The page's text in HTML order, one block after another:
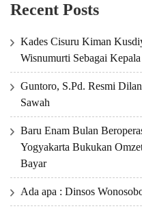
Recent Posts
Kades Cisuru Kiman
Wisnumurti Sebagai
Guntoro, S.Pd. Resmi
Sawah
Baru Enam Bulan
Yogyakarta Bukukan
Bayar
Ada apa : Dinsos